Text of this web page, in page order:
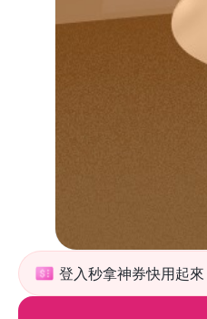
登入秒拿神券快用起來